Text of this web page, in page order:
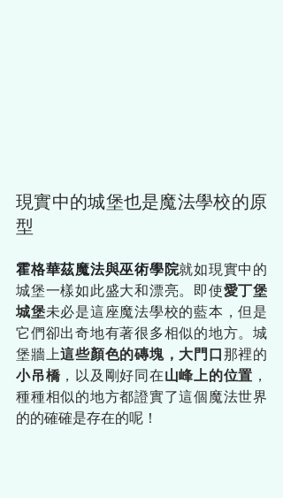
現實中的城堡也是魔法學校的原
型
霍格華茲魔法與巫術學院就如現實中的
城堡一樣如此盛大和漂亮。即使愛丁堡
城堡未必是這座魔法學校的藍本，但是
它們卻出奇地有著很多相似的地方。城
堡牆上這些顏色的磚塊，大門口那裡的
小吊橋，以及剛好同在山峰上的位置 ，
種種相似的地方都證實了這個魔法世界
的的確確是存在的呢！